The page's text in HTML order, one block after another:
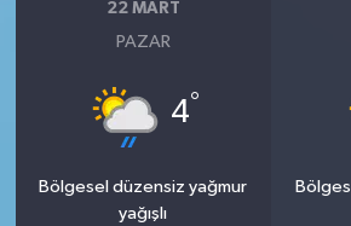
22 MART
PAZAR
4°
Bölgesel düzensiz yağmur
yağışlı